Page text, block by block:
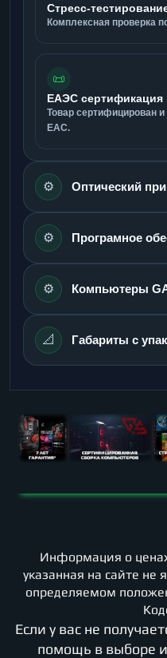
Стресс-
Комплексная проверка
📜
ЕАЭС сертификация
Товар сертифицирован и
ЕАС.
⚙️ Оптический
⚙️ Програмное
⚙️ Компьютеры
📐 Габариты с
Информация о
указанная на сайте не
определяемом
Если у вас не
помощь в выборе